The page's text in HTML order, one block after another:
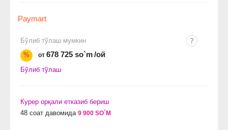
Paymart
Бўлиб тўлаш мумкин
%
от 678 725 so`m/ой
Бўлиб тўлаш
Курер орқали етказиб бериш
48 соат давомида 9 900 SO`M